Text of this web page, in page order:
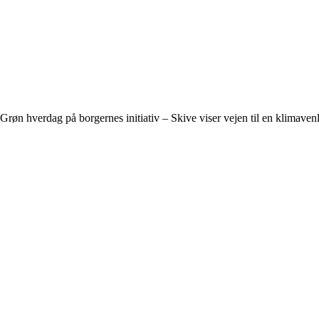
Grøn hverdag på borgernes initiativ – Skive viser vejen til en